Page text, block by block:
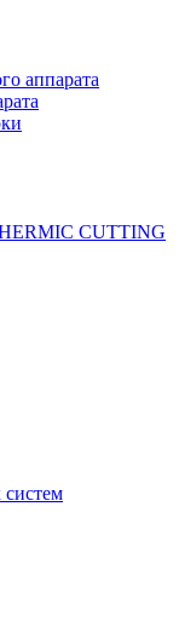
аппарата
CUTTING
систем